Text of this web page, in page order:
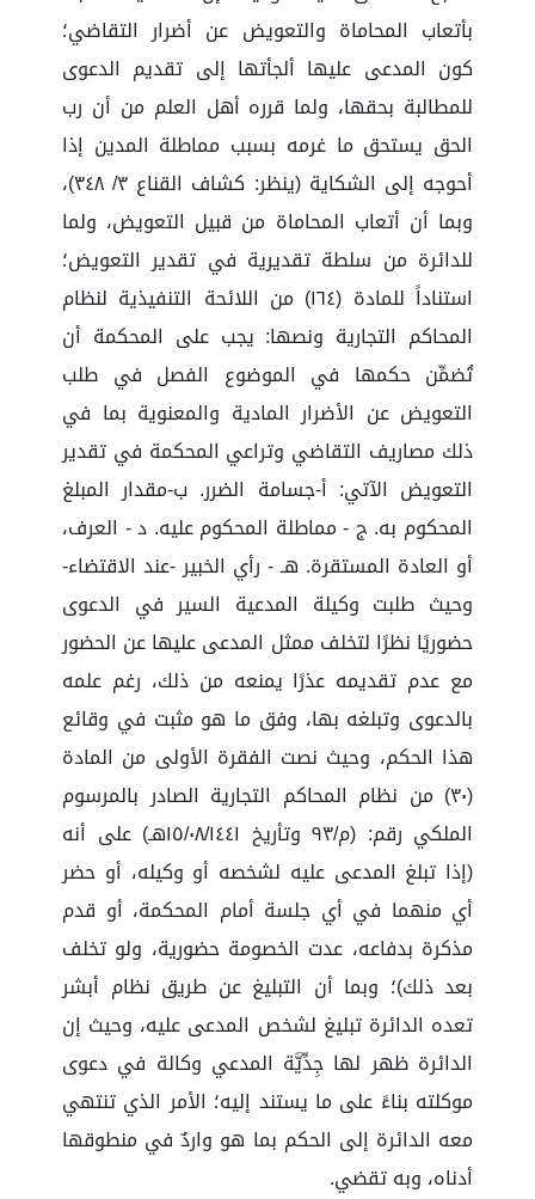
بأتعاب المحاماة والتعويض عن أضرار التقاضي؛
كون المدعى عليها ألجأتها إلى تقديم الدعوى
للمطالبة بحقها، ولما قرره أهل العلم من أن رب
الحق يستحق ما غرمه بسبب مماطلة المدين إذا
أحوجه إلى الشكاية (ينظر: كشاف القناع ٣/ ٣٤٨)،
وبما أن أتعاب المحاماة من قبيل التعويض، ولما
للدائرة من سلطة تقديرية في تقدير التعويض؛
استناداً للمادة (١٦٤) من اللائحة التنفيذية لنظام
المحاكم التجارية ونصها: يجب على المحكمة أن
تُضمِّن حكمها في الموضوع الفصل في طلب
التعويض عن الأضرار المادية والمعنوية بما في
ذلك مصاريف التقاضي وتراعي المحكمة في تقدير
التعويض الآتي: أ‌-جسامة الضرر. ب‌-مقدار المبلغ
المحكوم به. ج - مماطلة المحكوم عليه. د - العرف،
أو العادة المستقرة. هـ - رأي الخبير -عند الاقتضاء-
وحيث طلبت وكيلة المدعية السير في الدعوى
حضوريًا نظرًا لتخلف ممثل المدعى عليها عن الحضور
مع عدم تقديمه عذرًا يمنعه من ذلك، رغم علمه
بالدعوى وتبلغه بها، وفق ما هو مثبت في وقائع
هذا الحكم، وحيث نصت الفقرة الأولى من المادة
(٣٠) من نظام المحاكم التجارية الصادر بالمرسوم
الملكي رقم: (م/٩٣ وتأريخ ١٥/٠٨/١٤٤١هـ) على أنه
(إذا تبلغ المدعى عليه لشخصه أو وكيله، أو حضر
أي منهما في أي جلسة أمام المحكمة، أو قدم
مذكرة بدفاعه، عدت الخصومة حضورية، ولو تخلف
بعد ذلك)؛ وبما أن التبليغ عن طريق نظام أبشر
تعده الدائرة تبليغ لشخص المدعى عليه، وحيث إن
الدائرة ظهر لها جِدِّيَّة المدعي وكالة في دعوى
موكلته بناءً على ما يستند إليه؛ الأمر الذي تنتهي
معه الدائرة إلى الحكم بما هو واردٌ في منطوقها
أدناه، وبه تقضي.